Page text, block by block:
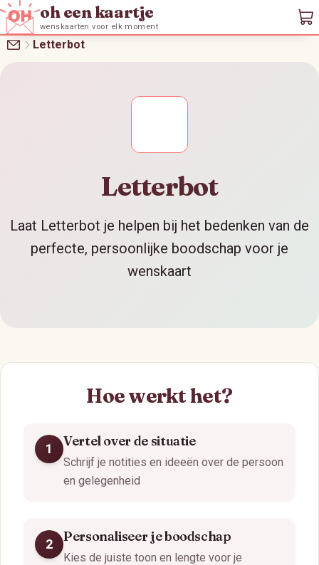
oh een kaartje
wenskaarten voor elk moment
Letterbot
Letterbot
Laat Letterbot je helpen bij het bedenken van de
perfecte, persoonlijke boodschap voor je
wenskaart
Hoe werkt het?
1 Vertel over de situatie
Schrijf je notities en ideeën over de persoon
en gelegenheid
2 Personaliseer je boodschap
Kies de juiste toon en lengte voor je